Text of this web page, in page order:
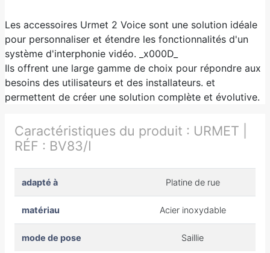
Les accessoires Urmet 2 Voice sont une solution idéale
pour personnaliser et étendre les fonctionnalités d'un
système d'interphonie vidéo. _x000D_
Ils offrent une large gamme de choix pour répondre aux
besoins des utilisateurs et des installateurs. et
permettent de créer une solution complète et évolutive.
Caractéristiques du produit : URMET |
RÉF : BV83/I
adapté à Platine de rue
matériau Acier inoxydable
mode de pose Saillie